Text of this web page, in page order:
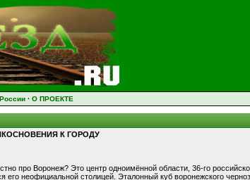
· О ПРОЕКТЕ
К ГОРОДУ
про Воронеж? Это центр одноимённой области, 36-го
его неофициальной столицей. Эталонный куб воронежского